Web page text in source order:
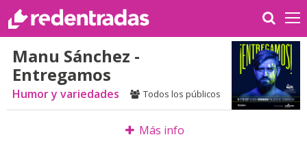
Manu Sánchez -
Entregamos
Humor y variedades Todos los públicos
Más info